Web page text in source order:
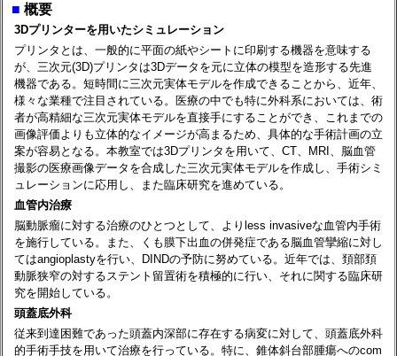
■ 概要
3Dプリンターを用いたシミュレーション
プリンタとは、一般的に平面の紙やシートに印刷する機器を意味する
が、三次元(3D)プリンタは3Dデータを元に立体の模型を造形する先進
機器である。短時間に三次元実体モデルを作成できることから、近年、
様々な業種で注目されている。医療の中でも特に外科系においては、術
者が高精細な三次元実体モデルを直接手にすることができ、これまでの
画像評価よりも立体的なイメージが高まるため、具体的な手術計画の立
案が容易となる。本教室では3Dプリンタを用いて、CT、MRI、脳血管
撮影の医療画像データを合成した三次元実体モデルを作成し、手術シミ
ュレーションに応用し、また臨床研究を進めている。
血管内治療
脳動脈瘤に対する治療のひとつとして、よりless invasiveな血管内手術
を施行している。また、くも膜下出血の併発症である脳血管攣縮に対し
てはangioplastyを行い、DINDの予防に努めている。近年では、頚部頚
動脈狭窄の対するステント留置術を積極的に行い、それに関する臨床研
究を開始している。
頭蓋底外科
従来到達困難であった頭蓋内深部に存在する病変に対して、頭蓋底外科
的手術手技を用いて治療を行っている。特に、錐体斜台部腫瘍へのcom